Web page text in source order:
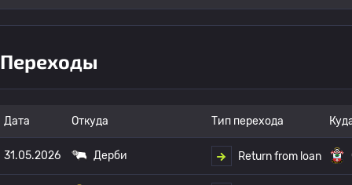
Переходы
Дата Откуда Тип перехода
31.05.2026 Дерби Return from loan